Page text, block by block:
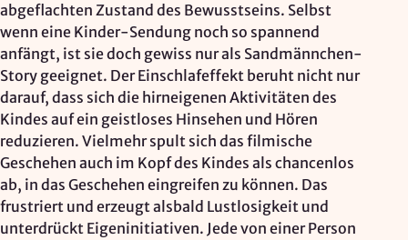
abgeflachten Zustand des Bewusstseins. Selbst
wenn eine Kinder-Sendung noch so spannend
anfängt, ist sie doch gewiss nur als Sandmännchen-
Story geeignet. Der Einschlafeffekt beruht nicht nur
darauf, dass sich die hirneigenen Aktivitäten des
Kindes auf ein geistloses Hinsehen und Hören
reduzieren. Vielmehr spult sich das filmische
Geschehen auch im Kopf des Kindes als chancenlos
ab, in das Geschehen eingreifen zu können. Das
frustriert und erzeugt alsbald Lustlosigkeit und
unterdrückt Eigeninitiativen. Jede von einer Person